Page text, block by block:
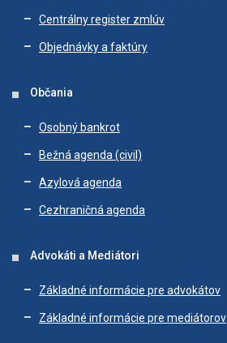
Centrálny register zmlúv
Objednávky a faktúry
Občania
Osobný bankrot
Bežná agenda (civil)
Azylová agenda
Cezhraničná agenda
Advokáti a Mediátori
Základné informácie pre advokátov
Základné informácie pre mediátorov